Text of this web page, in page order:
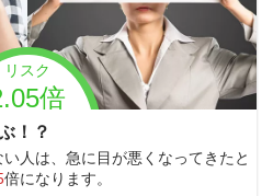
リスク
倍
！？
人は、急に目が悪くなってきたと
倍になります。